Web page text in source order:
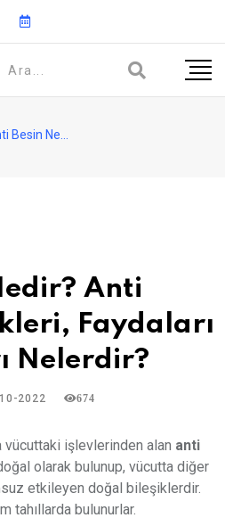
Anti
Faydaları
Nelerdir?
2022 674
vücuttaki işlevlerinden alan anti
olarak bulunup, vücutta diğer
etkileyen doğal bileşiklerdir.
tahıllarda bulunurlar.